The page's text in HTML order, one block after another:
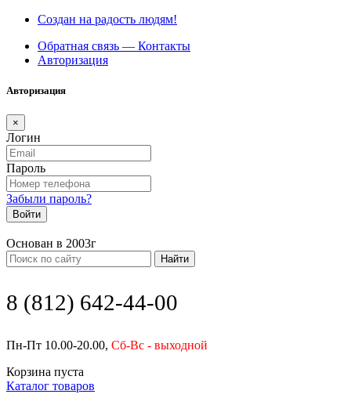
Создан на радость людям!
Обратная связь — Контакты
Авторизация
Авторизация
×
Логин
Пароль
Забыли пароль?
Войти
Основан в 2003г
Найти
8 (812) 642-44-00
Пн-Пт 10.00-20.00, Сб-Вс - выходной
Корзина пуста
Каталог товаров